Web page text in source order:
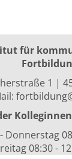
für
1 |
Donnerstag
08:30 -